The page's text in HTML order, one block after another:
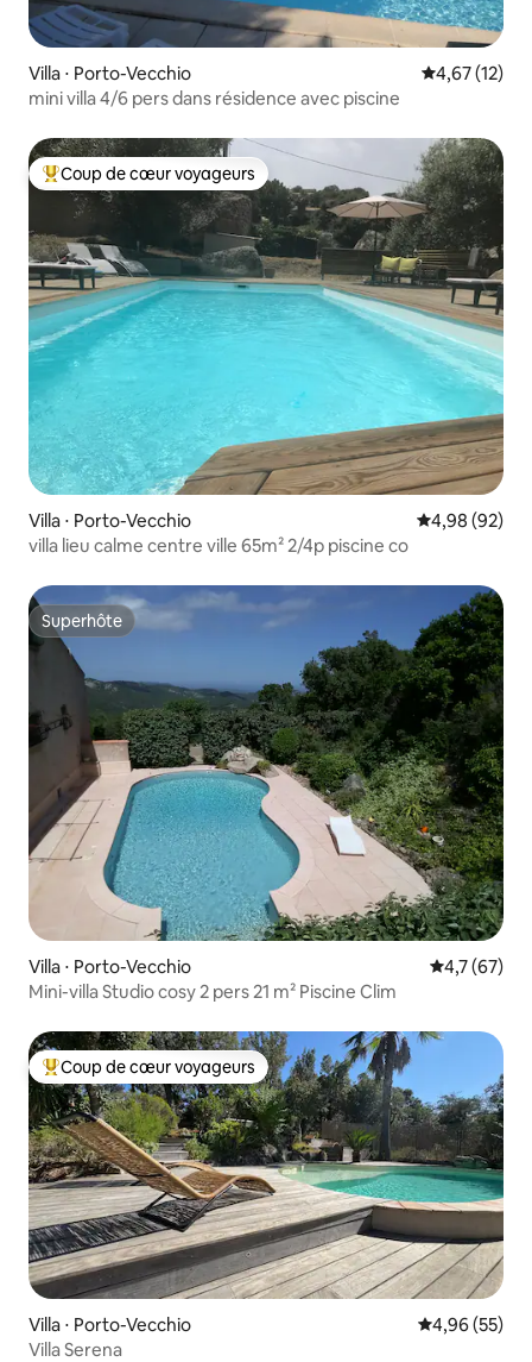
Villa ⋅ Porto-Vecchio Évaluation
4,67 (12)
mini villa 4/6 pers dans résidence avec piscine
Coups de cœur voyageurs les plus appréciés
Coup de cœur voyageurs
Villa ⋅ Porto-Vecchio Évaluation
4,98 (92)
villa lieu calme centre ville 65m² 2/4p piscine co
Superhôte
Superhôte
Villa ⋅ Porto-Vecchio Évaluation
4,7 (67)
Mini-villa Studio cosy 2 pers 21 m² Piscine Clim
Coups de cœur voyageurs les plus appréciés
Coup de cœur voyageurs
Villa ⋅ Porto-Vecchio Évaluation
4,96 (55)
Villa Serena